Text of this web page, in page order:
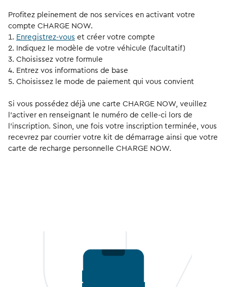
Profitez pleinement de nos services en activant votre
compte CHARGE NOW.
Enregistrez-vous et créer votre compte
Indiquez le modèle de votre véhicule (facultatif)
Choisissez votre formule
Entrez vos informations de base
Choisissez le mode de paiement qui vous convient
Si vous possédez déjà une carte CHARGE NOW, veuillez
l’activer en renseignant le numéro de celle-ci lors de
l’inscription. Sinon, une fois votre inscription terminée, vous
recevrez par courrier votre kit de démarrage ainsi que votre
carte de recharge personnelle CHARGE NOW.